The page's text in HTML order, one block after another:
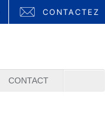
CONTACT
CONTACTEZ